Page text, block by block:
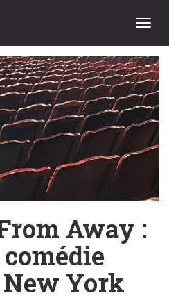
Menu
Away :
York